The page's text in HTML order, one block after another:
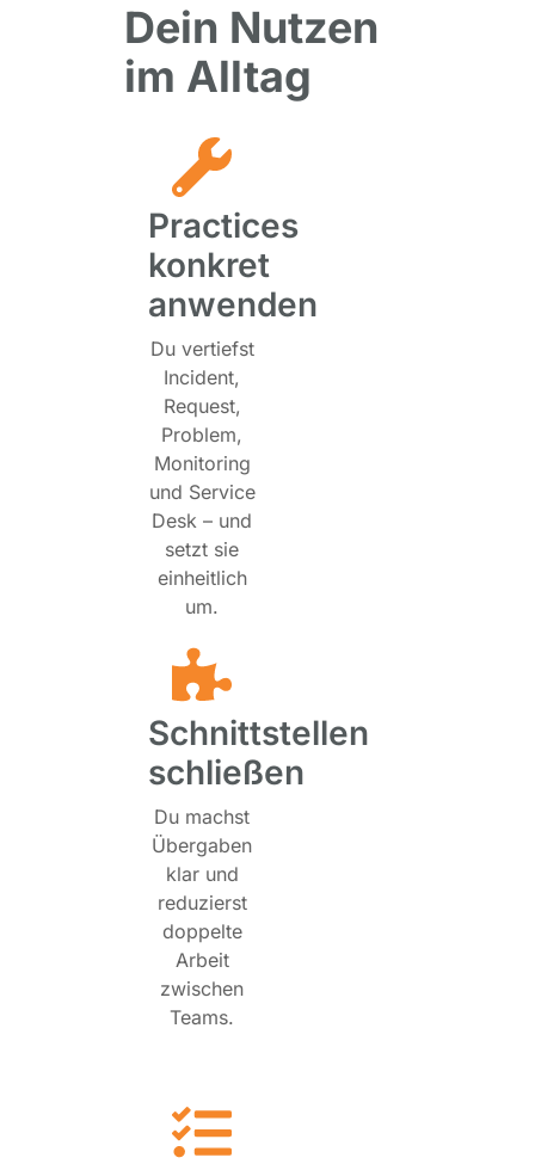
Dein Nutzen
im Alltag
Practices
konkret
anwenden
Du vertiefst
Incident,
Request,
Problem,
Monitoring
und Service
Desk – und
setzt sie
einheitlich
um.
Schnittstellen
schließen
Du machst
Übergaben
klar und
reduzierst
doppelte
Arbeit
zwischen
Teams.